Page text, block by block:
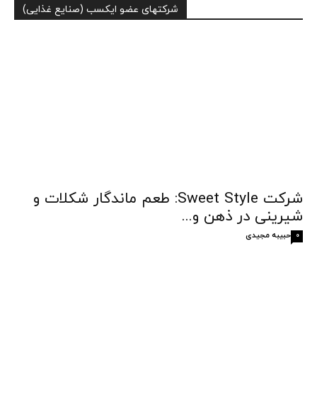
شرکتهای عضو ایکسب (صنایع غذایی)
شرکت Sweet Style: طعم ماندگار شکلات و
شیرینی در ذهن و...
حبیبه مجیدی 0